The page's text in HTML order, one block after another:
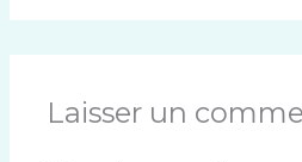
Laisser un